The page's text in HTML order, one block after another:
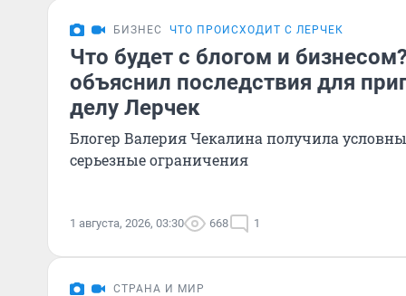
БИЗНЕС ЧТО ПРОИСХОДИТ С ЛЕРЧЕК
Что будет с блогом и
объяснил последствия для
делу Лерчек
Блогер Валерия Чекалина получила
серьезные ограничения
1 августа, 2026, 03:30 668 1
СТРАНА И МИР